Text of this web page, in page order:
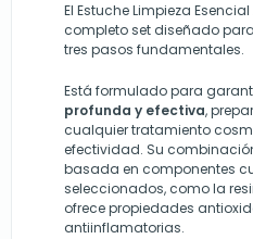
El Estuche Limpieza
completo set diseñado
tres pasos fundamentales.
Está formulado para
profunda y efectiva,
cualquier tratamiento
efectividad. Su
basada en componentes
seleccionados, como la
ofrece propiedades
antiinflamatorias.